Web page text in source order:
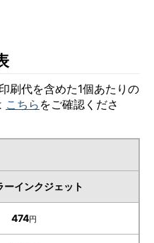
刷代を含めた1個あたりの
こちら をご確認くださ
ーインクジェット
474円